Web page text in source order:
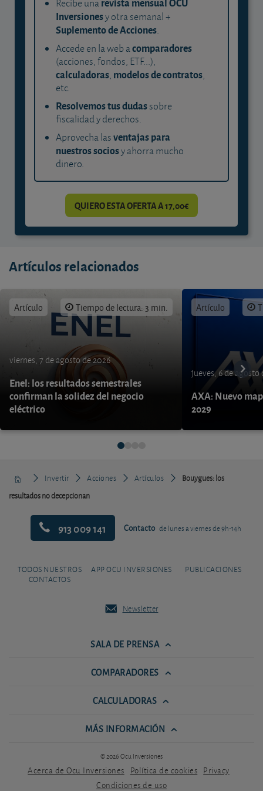
Recibe una
Inversionesy otra semanal +
Suplemento de Acciones.
Accede en la web acomparadores
(acciones, fondos, ETF...),
calculadoras, modelos de contratos,
etc.
Resolvemos tus dudassobre
fiscalidad y derechos.
Aprovecha lasventajas para
nuestros sociosy ahorra mucho
dinero.
QUIERO ESTA OFERTA A 17,00€
Artículos relacionados
Artículo Tiempo de lectura: 3 min.
viernes, 7 de agosto de 2026
Enel: los resultados semestrales
confirman la solidez del negocio
eléctrico
Artículo
jueves, 6 de agosto
AXA: Nuevo
2029
Invertir Acciones Artículos
Bouygues: los
resultados no decepcionan
913 009 141 Contacto de lunes a viernes de 9h-14h
TODOS NUESTROS
CONTACTOS
APP OCU INVERSIONES PUBLICACIONES
Newsletter
SALA DE PRENSA
COMPARADORES
CALCULADORAS
MÁS INFORMACIÓN
© 2026 Ocu Inversiones
Acerca de Ocu Inversiones Política de cookies Privacy
Condiciones de uso